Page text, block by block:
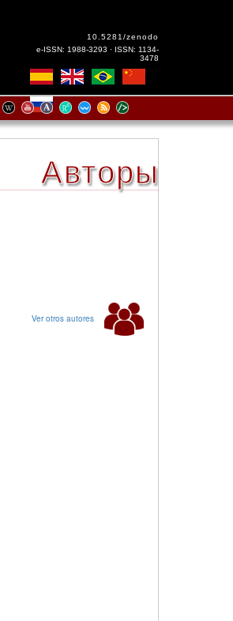
10.5281/zenodo
e-ISSN: 1988-3293 · ISSN: 1134-
3478
Авторы
Ver otros autores